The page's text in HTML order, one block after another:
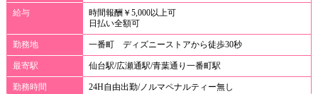
給与
時間報酬￥5,000以上可
日払い全額可
勤務地 一番町 ディズニーストアから徒歩30秒
最寄駅 仙台駅/広瀬通駅/青葉通り一番町駅
勤務時間 24H自由出勤/ノルマペナルティー無し